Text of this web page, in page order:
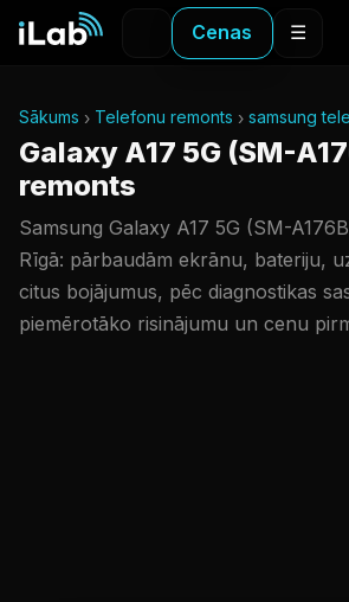
Cenas ☰
Sākums Telefonu remonts samsung
Galaxy A17 5G (SM-
remonts
Samsung Galaxy A17 5G (SM-
Rīgā: pārbaudām ekrānu, bateriju,
citus bojājumus, pēc diagnostikas
piemērotāko risinājumu un cenu